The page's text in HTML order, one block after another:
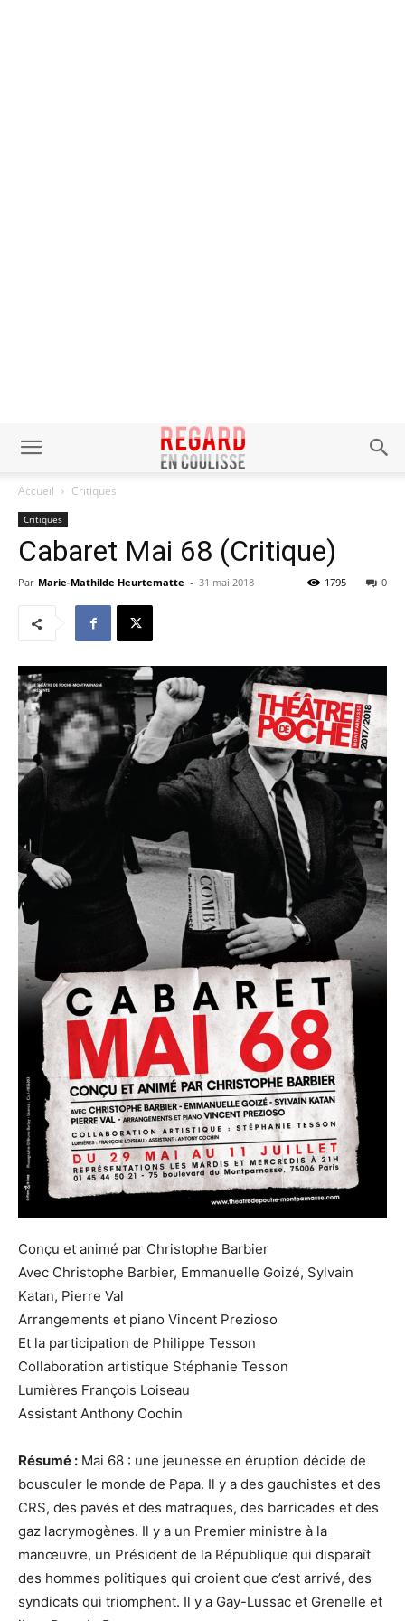
Accueil Critiques
Critiques
Cabaret Mai 68 (Critique)
Par Marie-Mathilde Heurtematte - 31 mai 2018 0
1795
Conçu et animé par Christophe Barbier
Avec Christophe Barbier, Emmanuelle Goizé, Sylvain
Katan, Pierre Val
Arrangements et piano Vincent Prezioso
Et la participation de Philippe Tesson
Collaboration artistique Stéphanie Tesson
Lumières François Loiseau
Assistant Anthony Cochin
Résumé : Mai 68 : une jeunesse en éruption décide de
bousculer le monde de Papa. Il y a des gauchistes et des
CRS, des pavés et des matraques, des barricades et des
gaz lacrymogènes. Il y a un Premier ministre à la
manœuvre, un Président de la République qui disparaît
des hommes politiques qui croient que c’est arrivé, des
syndicats qui triomphent. Il y a Gay-Lussac et Grenelle et